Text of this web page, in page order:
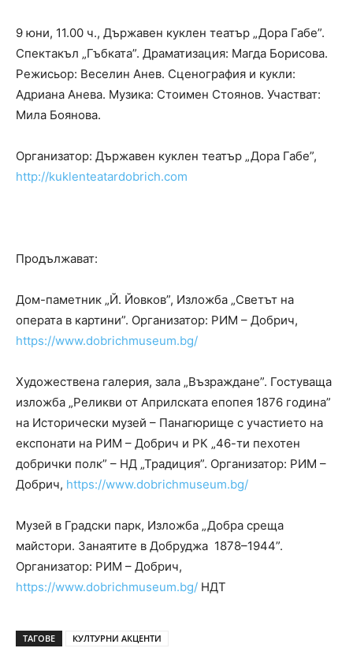
9 юни, 11.00 ч., Държавен куклен театър „Дора Габе”.
Спектакъл „Гъбката”. Драматизация: Магда Борисова.
Режисьор: Веселин Анев. Сценография и кукли:
Адриана Анева. Музика: Стоимен Стоянов. Участват:
Мила Боянова.
Организатор: Държавен куклен театър „Дора Габе”,
http://kuklenteatardobrich.com
Продължават:
Дом-паметник „Й. Йовков”, Изложба „Светът на
операта в картини”. Организатор: РИМ – Добрич,
https://www.dobrichmuseum.bg/
Художествена галерия, зала „Възраждане”. Гостуваща
изложба „Реликви от Априлската епопея 1876 година”
на Исторически музей – Панагюрище с участието на
експонати на РИМ – Добрич и РК „46-ти пехотен
добрички полк” – НД „Традиция”. Организатор: РИМ –
Добрич, https://www.dobrichmuseum.bg/
Музей в Градски парк, Изложба „Добра среща
майстори. Занаятите в Добруджа 1878–1944”.
Организатор: РИМ – Добрич,
https://www.dobrichmuseum.bg/ НДТ
ТАГОВЕ КУЛТУРНИ АКЦЕНТИ